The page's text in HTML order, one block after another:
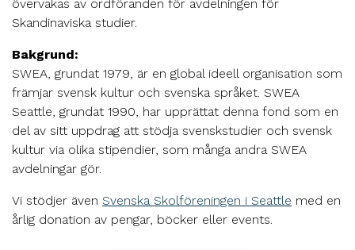
övervakas av ordföranden för avdelningen för
Skandinaviska studier.
Bakgrund:
SWEA, grundat 1979, är en global ideell organisation som
främjar svensk kultur och svenska språket. SWEA
Seattle, grundat 1990, har upprättat denna fond som en
del av sitt uppdrag att stödja svenskstudier och svensk
kultur via olika stipendier, som många andra SWEA
avdelningar gör.
Vi stödjer även Svenska Skolföreningen i Seattle med en
årlig donation av pengar, böcker eller events.